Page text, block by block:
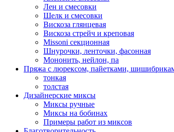
Лен и смесовки
Шелк и смесовки
Вискоза глянцевая
Вискоза стрейч и креповая
Missoni секционная
Шнурочки, ленточки, фасонная
Мононить, нейлон, па
Пряжа с люрексом, пайетками,
тонкая
толстая
Дизайнерские миксы
Миксы ручные
Миксы на бобинах
Примеры работ из миксов